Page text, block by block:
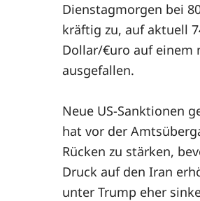
Dienstagmorgen bei
kräftig zu, auf aktuell
Dollar/€uro auf einem
ausgefallen.
Neue US-Sanktionen
hat vor der
Rücken zu stärken,
Druck auf den Iran
unter Trump eher